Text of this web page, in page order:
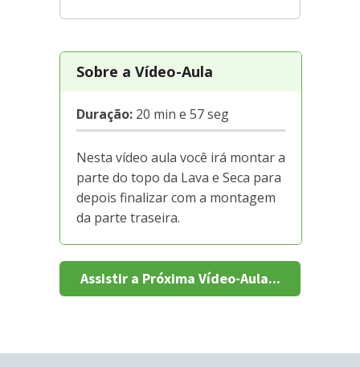
Sobre a Vídeo-Aula
Duração: 20 min e 57 seg
Nesta vídeo aula você irá montar a
parte do topo da Lava e Seca para
depois finalizar com a montagem
da parte traseira.
Assistir a Próxima Vídeo-Aula...